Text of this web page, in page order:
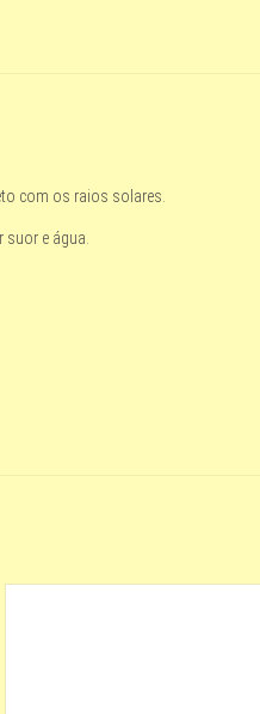
com os raios solares.
e água.